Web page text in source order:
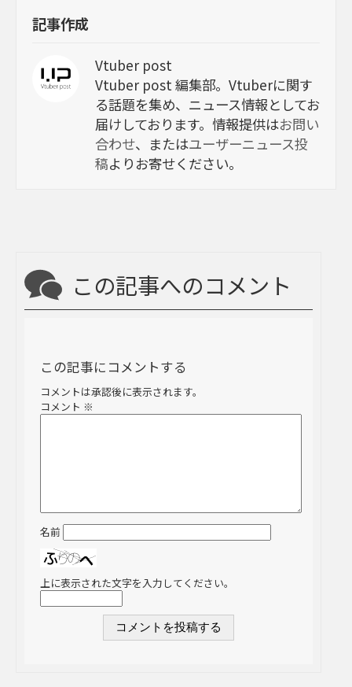
記事作成
Vtuber post
Vtuber post 編集部。Vtuberに関す
る話題を集め、ニュース情報としてお
届けしております。情報提供はお問い
合わせ、またはユーザーニュース投
稿よりお寄せください。
この記事へのコメント
この記事にコメントする
コメントは承認後に表示されます。
コメント ※
名前
上に表示された文字を入力してください。